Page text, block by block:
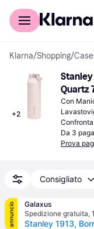
Per il tuo shopping
Klarna/Shopping/
+2
Stanley
Quartz
Con
Rosa
Da 3
Prova
Consigliato
annuncio
Galaxus
Spedizione gratuita,